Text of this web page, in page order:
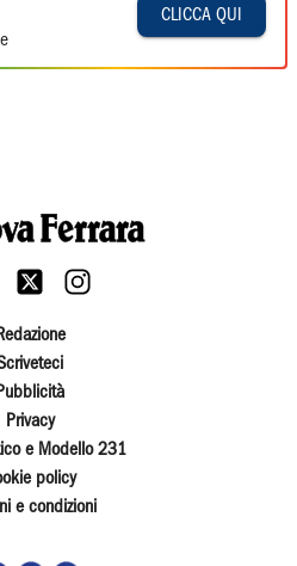
CLICCA QUI
Redazione
Pubblicità
Privacy
e Modello 231
policy
e condizioni